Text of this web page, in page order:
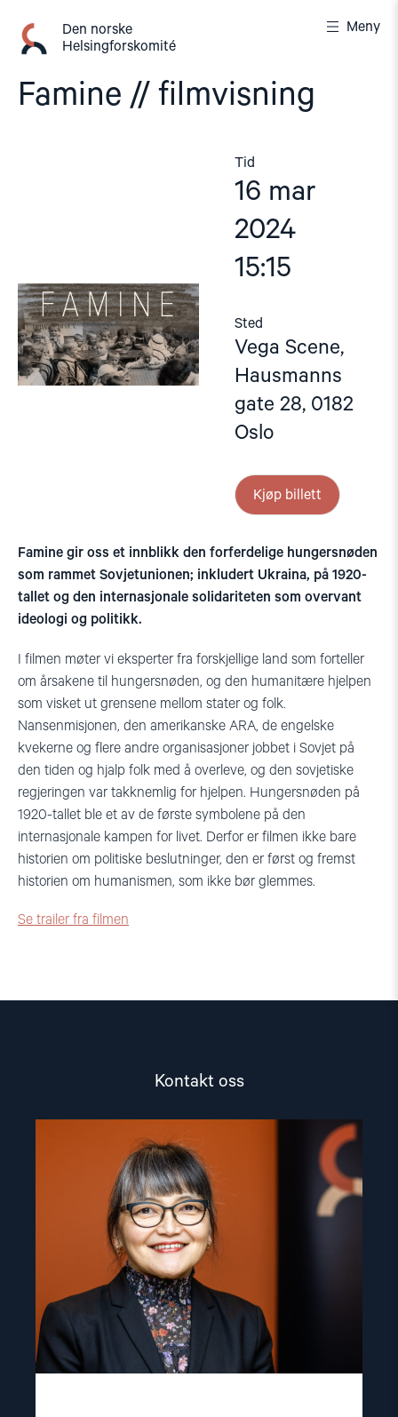
innhold
Den norske
Helsingforskomité
Meny
Famine // filmvisning
Tid
16 mar
2024
15:15
Sted
Vega Scene,
Hausmanns
gate 28, 0182
Oslo
Kjøp billett
Famine gir oss et innblikk den forferdelige hungersnøden
som rammet Sovjetunionen; inkludert Ukraina, på 1920-
tallet og den internasjonale solidariteten som overvant
ideologi og politikk.
I filmen møter vi eksperter fra forskjellige land som forteller
om årsakene til hungersnøden, og den humanitære hjelpen
som visket ut grensene mellom stater og folk.
Nansenmisjonen, den amerikanske ARA, de engelske
kvekerne og flere andre organisasjoner jobbet i Sovjet på
den tiden og hjalp folk med å overleve, og den sovjetiske
regjeringen var takknemlig for hjelpen. Hungersnøden på
1920-tallet ble et av de første symbolene på den
internasjonale kampen for livet. Derfor er filmen ikke bare
historien om politiske beslutninger, den er først og fremst
historien om humanismen, som ikke bør glemmes.
Se trailer fra filmen
Kontakt oss
"Inna
Sangadzhieva"